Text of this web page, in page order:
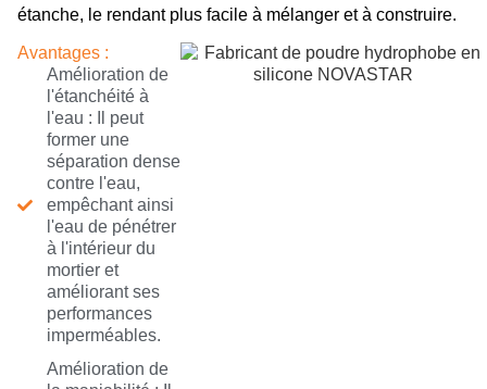
étanche, le rendant plus facile à mélanger et à construire.
Avantages :
Amélioration de
l'étanchéité à
l'eau : Il peut
former une
séparation dense
contre l'eau,
empêchant ainsi
l'eau de pénétrer
à l'intérieur du
mortier et
améliorant ses
performances
imperméables.
Amélioration de